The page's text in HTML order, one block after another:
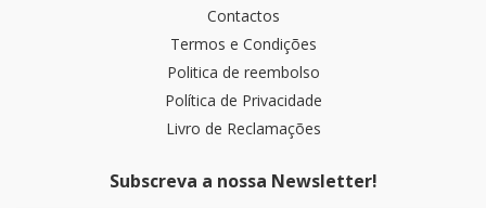
Contactos
Termos e Condições
Politica de reembolso
Política de Privacidade
Livro de Reclamações
Subscreva a nossa Newsletter!